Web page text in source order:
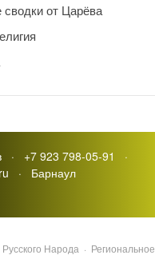
от Царёва
· +7 923 798-05-91 ·
· Барнаул
Народа · Региональное